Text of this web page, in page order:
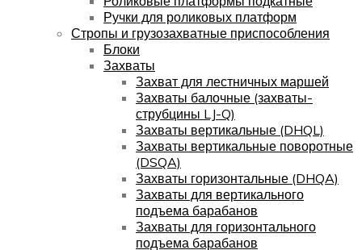
Ручки для роликовых платформ
Стропы и грузозахватные приспособления
Блоки
Захваты
Захват для лестничных маршей
Захваты балочные (захваты-
струбцины LJ-Q)
Захваты вертикальные (DHQL)
Захваты вертикальные поворотные
(DSQA)
Захваты горизонтальные (DHQA)
Захваты для вертикального
подъема барабанов
Захваты для горизонтального
подъема барабанов